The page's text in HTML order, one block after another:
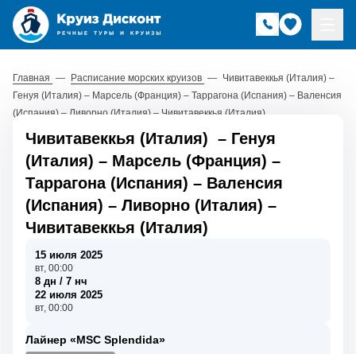
Главная — Расписание морских круизов — Чивитавеккья (Италия) –
Генуя (Италия) – Марсель (Франция) – Таррагона (Испания) – Валенсия
(Испания) – Ливорно (Италия) – Чивитавеккья (Италия)
Чивитавеккья (Италия) – Генуя
(Италия) – Марсель (Франция) –
Таррагона (Испания) – Валенсия
(Испания) – Ливорно (Италия) –
Чивитавеккья (Италия)
15 июля 2025
вт, 00:00
8 дн / 7 нч
22 июля 2025
вт, 00:00
Лайнер «MSC Splendida»